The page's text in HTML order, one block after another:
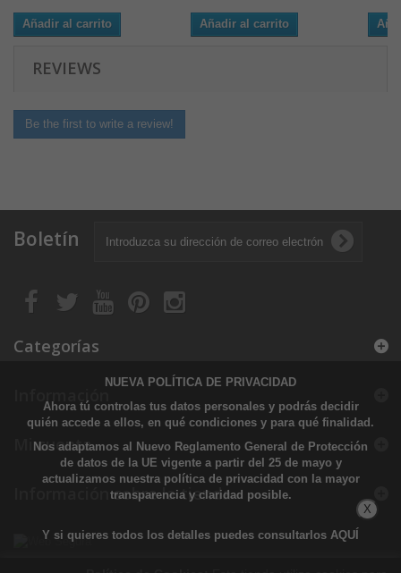
Añadir al carrito Añadir al carrito
REVIEWS
Be the first to write a review!
Boletín
Categorías
Información
Mi cuenta
Información sobre la tienda
NUEVA POLÍTICA DE PRIVACIDAD
Ahora tú controlas tus datos personales y podrás decidir
quién accede a ellos, en qué condiciones y para qué finalidad.
Nos adaptamos al Nuevo Reglamento General de Protección
de datos de la UE vigente a partir del 25 de mayo y
actualizamos nuestra política de privacidad con la mayor
transparencia y claridad posible.
Y si quieres todos los detalles puedes consultarlos AQUÍ
X